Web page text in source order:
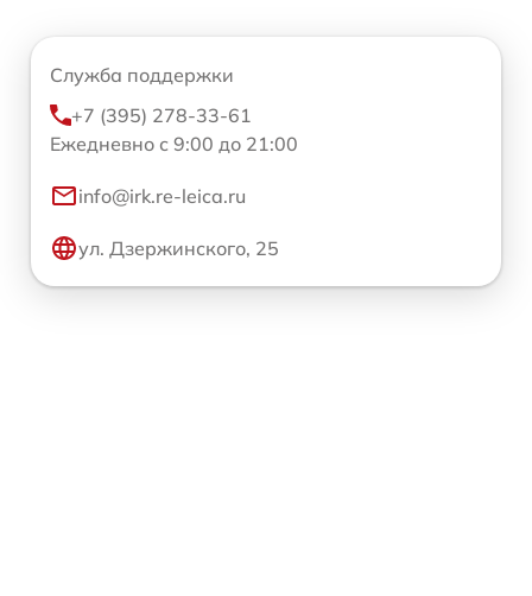
Служба поддержки
+7 (395) 278-33-61
Ежедневно с 9:00 до 21:00
info@irk.re-leica.ru
ул. Дзержинского, 25